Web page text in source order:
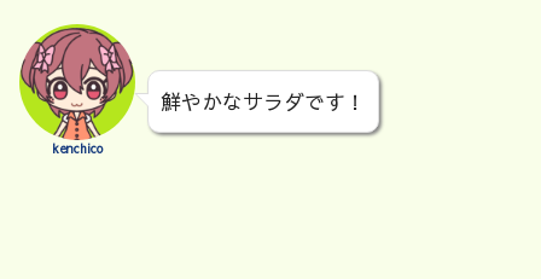
kenchico
鮮やかなサラダです！